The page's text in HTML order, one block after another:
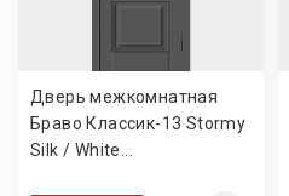
Дверь межкомнатная
Браво Классик-13 Stormy
Silk / White...